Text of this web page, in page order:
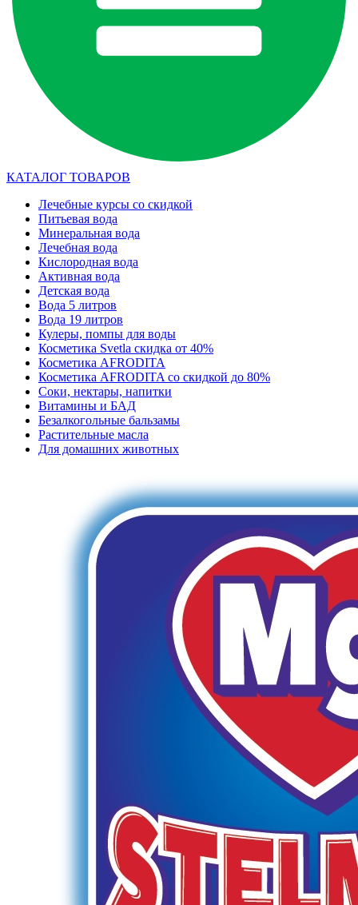
КАТАЛОГ ТОВАРОВ
Лечебные курсы со скидкой
Питьевая вода
Минеральная вода
Лечебная вода
Кислородная вода
Активная вода
Детская вода
Вода 5 литров
Вода 19 литров
Кулеры, помпы для воды
Косметика Svetla скидка от 40%
Косметика AFRODITA
Косметика AFRODITA со скидкой до 80%
Соки, нектары, напитки
Витамины и БАД
Безалкогольные бальзамы
Растительные масла
Для домашних животных